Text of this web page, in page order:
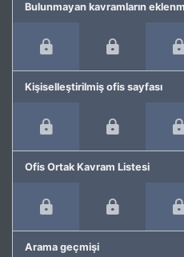
Bulunmayan kavramların
Kişiselleştirilmiş ofis sayfası
Ofis Ortak Kavram Listesi
Arama geçmişi